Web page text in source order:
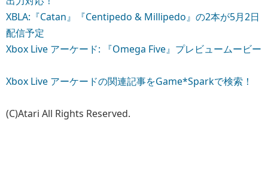
XBLA:『Catan』『Centipedo & Millipedo』の2本が5月2日
配信予定
Xbox Live アーケード: 『Omega Five』プレビュームービー
Xbox Live アーケードの関連記事をGame*Sparkで検索！
(C)Atari All Rights Reserved.